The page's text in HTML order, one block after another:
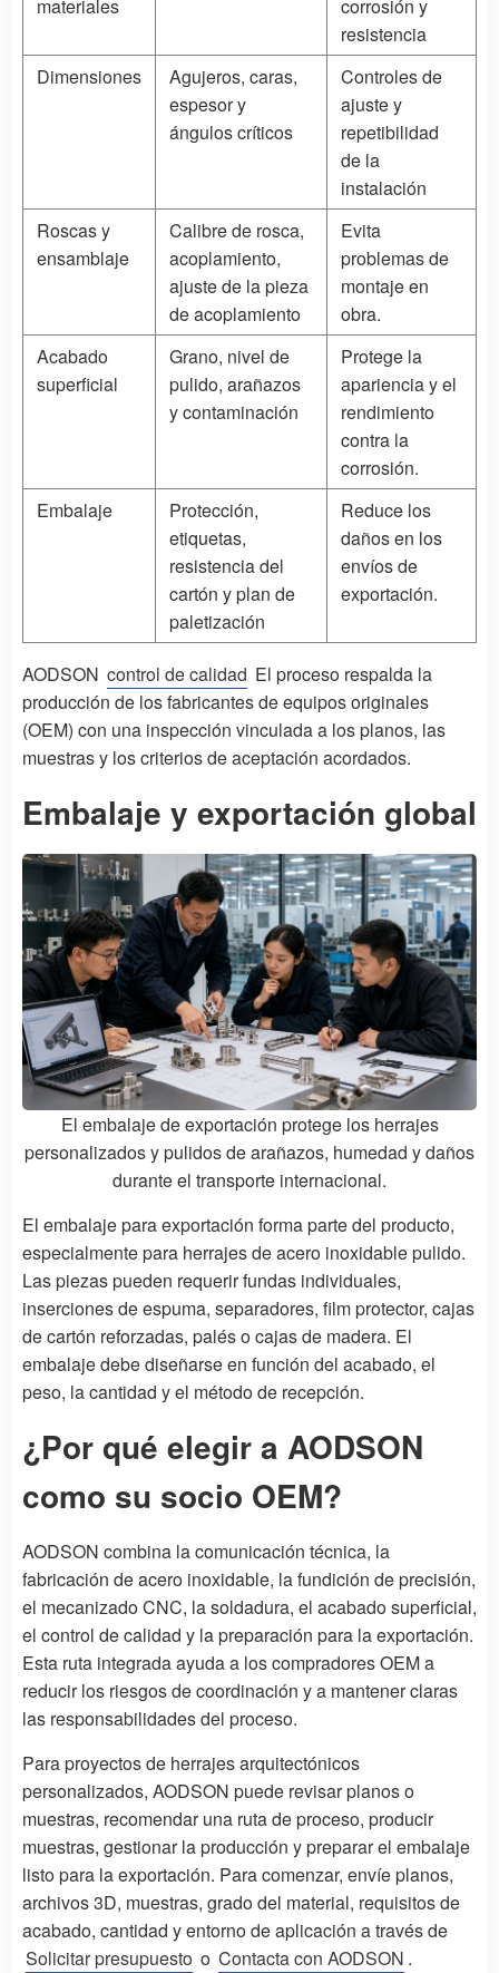
materiales
corrosión y
resistencia
Dimensiones
Agujeros, caras,
espesor y
ángulos críticos
Controles de
ajuste y
repetibilidad
de la
instalación
Roscas y
ensamblaje
Calibre de rosca,
acoplamiento,
ajuste de la pieza
de acoplamiento
Evita
problemas de
montaje en
obra.
Acabado
superficial
Grano, nivel de
pulido, arañazos
y contaminación
Protege la
apariencia y el
rendimiento
contra la
corrosión.
Embalaje
Protección,
etiquetas,
resistencia del
cartón y plan de
paletización
Reduce los
daños en los
envíos de
exportación.
AODSON control de calidad El proceso respalda la
producción de los fabricantes de equipos originales
(OEM) con una inspección vinculada a los planos, las
muestras y los criterios de aceptación acordados.
Embalaje y exportación global
El embalaje de exportación protege los herrajes
personalizados y pulidos de arañazos, humedad y daños
durante el transporte internacional.
El embalaje para exportación forma parte del producto,
especialmente para herrajes de acero inoxidable pulido.
Las piezas pueden requerir fundas individuales,
inserciones de espuma, separadores, film protector, cajas
de cartón reforzadas, palés o cajas de madera. El
embalaje debe diseñarse en función del acabado, el
peso, la cantidad y el método de recepción.
¿Por qué elegir a AODSON
como su socio OEM?
AODSON combina la comunicación técnica, la
fabricación de acero inoxidable, la fundición de precisión,
el mecanizado CNC, la soldadura, el acabado superficial,
el control de calidad y la preparación para la exportación.
Esta ruta integrada ayuda a los compradores OEM a
reducir los riesgos de coordinación y a mantener claras
las responsabilidades del proceso.
Para proyectos de herrajes arquitectónicos
personalizados, AODSON puede revisar planos o
muestras, recomendar una ruta de proceso, producir
muestras, gestionar la producción y preparar el embalaje
listo para la exportación. Para comenzar, envíe planos,
archivos 3D, muestras, grado del material, requisitos de
acabado, cantidad y entorno de aplicación a través de
Solicitar presupuesto o Contacta con AODSON .